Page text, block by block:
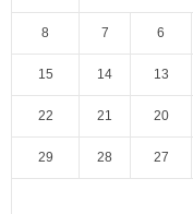
6
7
8
13
14
15
20
21
22
27
28
29